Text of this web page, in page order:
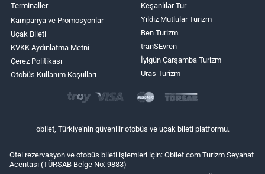
Terminaller
Kampanya ve Promosyonlar
Uçak Bileti
KVKK Aydınlatma Metni
Çerez Politikası
Otobüs Kullanım Koşulları
Keşanlılar Tur
Yıldız Mutlular Turizm
Ben Turizm
tranSEvren
İyigün Çarşamba Turizm
Uras Turizm
obilet, Türkiye'nin güvenilir otobüs ve uçak bileti platformu.
Otel rezervasyon ve otobüs bileti işlemleri için: Obilet.com Turizm Seyahat
Acentası (TÜRSAB Belge No: 9883)